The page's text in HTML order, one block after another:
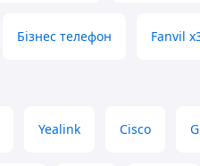
Бізнес телефон Fanvil
Yealink Cisco